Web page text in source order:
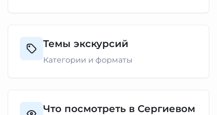
Темы экскурсий
Категории и форматы
Что посмотреть в Сергиевом